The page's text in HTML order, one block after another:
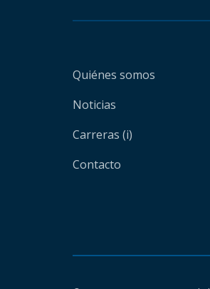
Quiénes somos
Noticias
Carreras (i)
Contacto